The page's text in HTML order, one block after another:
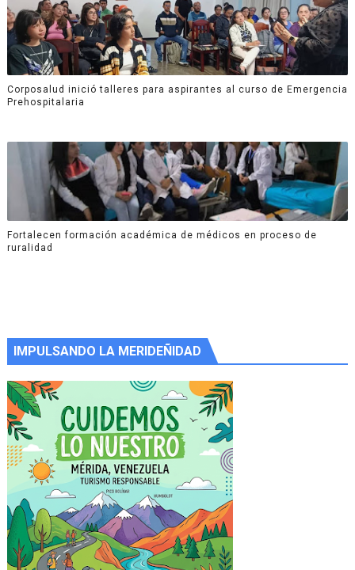
Corposalud inició talleres para aspirantes al curso de Emergencia
Prehospitalaria
Fortalecen formación académica de médicos en proceso de
ruralidad
IMPULSANDO LA MERIDEÑIDAD